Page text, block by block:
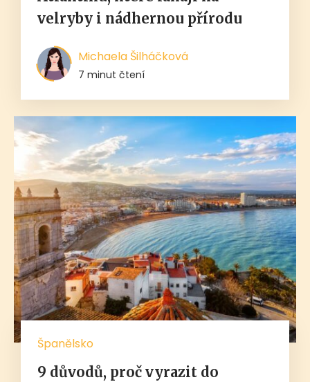
velryby i nádhernou přírodu
Michaela Šilháčková
7 minut čtení
Španělsko
9 důvodů, proč vyrazit do